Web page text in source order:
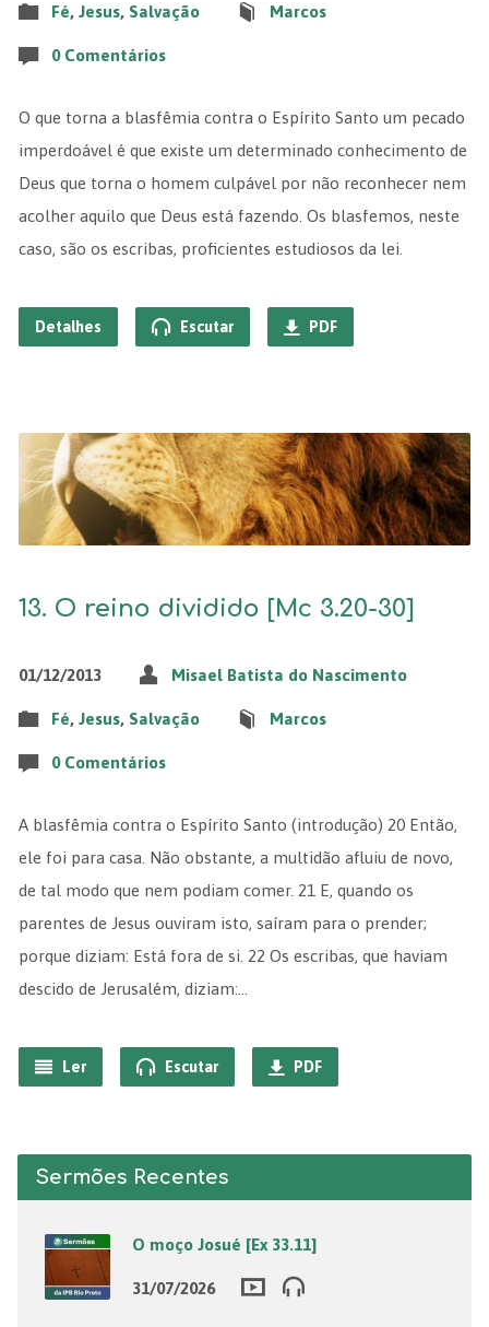
Fé, Jesus, Salvação Marcos
0 Comentários
O que torna a blasfêmia contra o Espírito Santo um pecado
imperdoável é que existe um determinado conhecimento de
Deus que torna o homem culpável por não reconhecer nem
acolher aquilo que Deus está fazendo. Os blasfemos, neste
caso, são os escribas, proficientes estudiosos da lei.
Detalhes Escutar PDF
13. O reino dividido [Mc 3.20-30]
01/12/2013 Misael Batista do Nascimento
Fé, Jesus, Salvação Marcos
0 Comentários
A blasfêmia contra o Espírito Santo (introdução) 20 Então,
ele foi para casa. Não obstante, a multidão afluiu de novo,
de tal modo que nem podiam comer. 21 E, quando os
parentes de Jesus ouviram isto, saíram para o prender;
porque diziam: Está fora de si. 22 Os escribas, que haviam
descido de Jerusalém, diziam:…
Ler Escutar PDF
Sermões Recentes
O moço Josué [Ex 33.11]
31/07/2026